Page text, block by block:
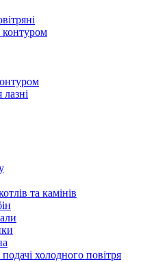
лазні
та камінів
холодного повітря